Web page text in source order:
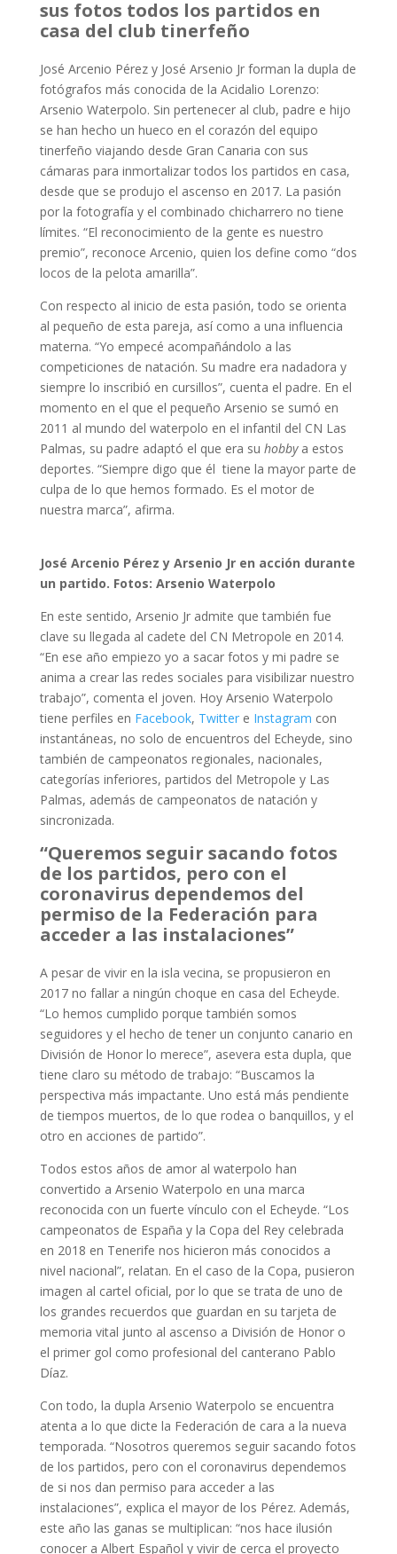
sus fotos todos los partidos en
casa del club tinerfeño
José Arcenio Pérez y José Arsenio Jr forman la dupla de
fotógrafos más conocida de la Acidalio Lorenzo:
Arsenio Waterpolo. Sin pertenecer al club, padre e hijo
se han hecho un hueco en el corazón del equipo
tinerfeño viajando desde Gran Canaria con sus
cámaras para inmortalizar todos los partidos en casa,
desde que se produjo el ascenso en 2017. La pasión
por la fotografía y el combinado chicharrero no tiene
límites. “El reconocimiento de la gente es nuestro
premio”, reconoce Arcenio, quien los define como “dos
locos de la pelota amarilla”.
Con respecto al inicio de esta pasión, todo se orienta
al pequeño de esta pareja, así como a una influencia
materna. “Yo empecé acompañándolo a las
competiciones de natación. Su madre era nadadora y
siempre lo inscribió en cursillos”, cuenta el padre. En el
momento en el que el pequeño Arsenio se sumó en
2011 al mundo del waterpolo en el infantil del CN Las
Palmas, su padre adaptó el que era su hobby a estos
deportes. “Siempre digo que él tiene la mayor parte de
culpa de lo que hemos formado. Es el motor de
nuestra marca”, afirma.
José Arcenio Pérez y Arsenio Jr en acción durante
un partido. Fotos: Arsenio Waterpolo
En este sentido, Arsenio Jr admite que también fue
clave su llegada al cadete del CN Metropole en 2014.
“En ese año empiezo yo a sacar fotos y mi padre se
anima a crear las redes sociales para visibilizar nuestro
trabajo”, comenta el joven. Hoy Arsenio Waterpolo
tiene perfiles en Facebook, Twittere Instagram con
instantáneas, no solo de encuentros del Echeyde, sino
también de campeonatos regionales, nacionales,
categorías inferiores, partidos del Metropole y Las
Palmas, además de campeonatos de natación y
sincronizada.
“Queremos seguir sacando fotos
de los partidos, pero con el
coronavirus dependemos del
permiso de la Federación para
acceder a las instalaciones”
A pesar de vivir en la isla vecina, se propusieron en
2017 no fallar a ningún choque en casa del Echeyde.
“Lo hemos cumplido porque también somos
seguidores y el hecho de tener un conjunto canario en
División de Honor lo merece”, asevera esta dupla, que
tiene claro su método de trabajo: “Buscamos la
perspectiva más impactante. Uno está más pendiente
de tiempos muertos, de lo que rodea o banquillos, y el
otro en acciones de partido”.
Todos estos años de amor al waterpolo han
convertido a Arsenio Waterpolo en una marca
reconocida con un fuerte vínculo con el Echeyde. “Los
campeonatos de España y la Copa del Rey celebrada
en 2018 en Tenerife nos hicieron más conocidos a
nivel nacional”, relatan. En el caso de la Copa, pusieron
imagen al cartel oficial, por lo que se trata de uno de
los grandes recuerdos que guardan en su tarjeta de
memoria vital junto al ascenso a División de Honor o
el primer gol como profesional del canterano Pablo
Díaz.
Con todo, la dupla Arsenio Waterpolo se encuentra
atenta a lo que dicte la Federación de cara a la nueva
temporada. “Nosotros queremos seguir sacando fotos
de los partidos, pero con el coronavirus dependemos
de si nos dan permiso para acceder a las
instalaciones”, explica el mayor de los Pérez. Además,
este año las ganas se multiplican: “nos hace ilusión
conocer a Albert Español y vivir de cerca el proyecto